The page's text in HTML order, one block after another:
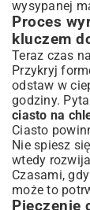
wysypanej
Proces
kluczem
Teraz czas
Przykryj
odstaw w
godziny.
ciasto na
Ciasto
Nie spiesz
wtedy
Czasami,
może to
Pieczenie